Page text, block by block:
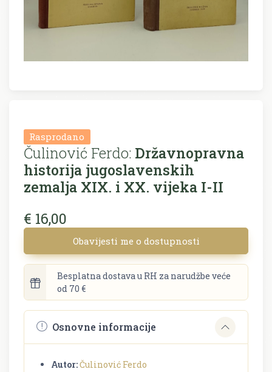
Rasprodano
Čulinović Ferdo: Državnopravna
historija jugoslavenskih
zemalja XIX. i XX. vijeka I-II
€ 16,00
Obavijesti me o dostupnosti
Besplatna dostava u RH za narudžbe veće
od 70 €
Osnovne informacije
Autor:Čulinović Ferdo